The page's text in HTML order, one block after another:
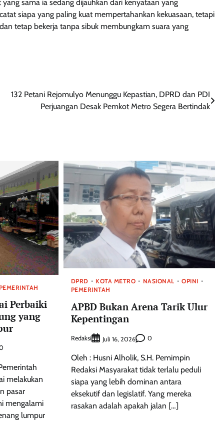
sama ia sedang dijauhkan dari kenyataan yang
siapa yang paling kuat mempertahankan kekuasaan, tetapi
tetap bekerja tanpa sibuk membungkam suara yang
132 Petani Rejomulyo Menunggu Kepastian, DPRD dan PDI
Perjuangan Desak Pemkot Metro Segera Bertindak
PEMERINTAH
Perbaiki
yang
melakukan
pasar
mengalami
lumpur
DPRD KOTA METRO NASIONAL
OPINI
PEMERINTAH
APBD Bukan Arena Tarik Ulur
Kepentingan
Redaksi Juli 16, 2026 0
Oleh : Husni Alholik, S.H. Pemimpin
Redaksi Masyarakat tidak terlalu peduli
siapa yang lebih dominan antara
eksekutif dan legislatif. Yang mereka
rasakan adalah apakah jalan […]